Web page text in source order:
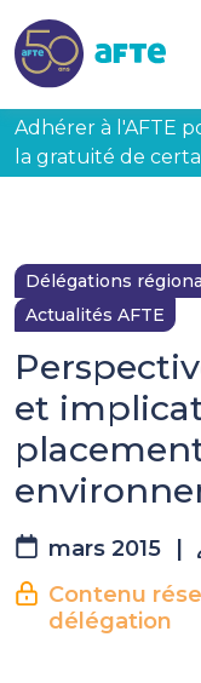
Adhérer à l'AFTE
la gratuité de
Délégations
Actualités AFTE
et
mars 2015
Contenu
délégation